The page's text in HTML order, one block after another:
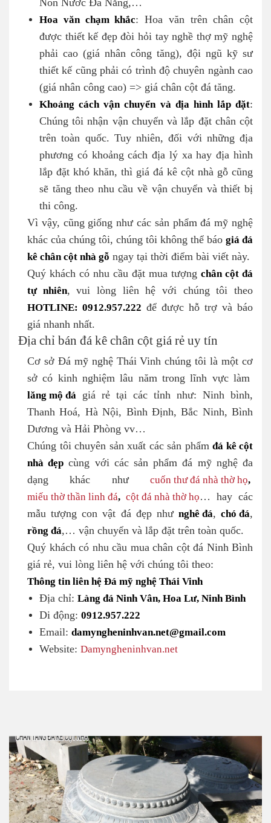
Non Nước Đà Nẵng,…
Hoa văn chạm khắc: Hoa văn trên chân cột
được thiết kế đẹp đòi hỏi tay nghề thợ mỹ nghệ
phải cao (giá nhân công tăng), đội ngũ kỹ sư
thiết kế cũng phải có trình độ chuyên ngành cao
(giá nhân công cao) => giá chân cột đá tăng.
Khoảng cách vận chuyển và địa hình lắp đặt:
Chúng tôi nhận vận chuyển và lắp đặt chân cột
trên toàn quốc. Tuy nhiên, đối với những địa
phương có khoảng cách địa lý xa hay địa hình
lắp đặt khó khăn, thì giá đá kê cột nhà gỗ cũng
sẽ tăng theo nhu cầu về vận chuyển và thiết bị
thi công.
Vì vậy, cũng giống như các sản phẩm đá mỹ nghệ
khác của chúng tôi, chúng tôi không thể báo giá đá
kê chân cột nhà gỗ ngay tại thời điểm bài viết này.
Quý khách có nhu cầu đặt mua tượng chân cột đá
tự nhiên, vui lòng liên hệ với chúng tôi theo
HOTLINE: 0912.957.222 để được hỗ trợ và báo
giá nhanh nhất.
Địa chỉ bán đá kê chân cột giá rẻ uy tín
Cơ sở Đá mỹ nghệ Thái Vinh chúng tôi là một cơ
sở có kinh nghiệm lâu năm trong lĩnh vực làm
lăng mộ đá giá rẻ tại các tỉnh như: Ninh bình,
Thanh Hoá, Hà Nội, Bình Định, Bắc Ninh, Bình
Dương và Hải Phòng vv…
Chúng tôi chuyên sản xuất các sản phẩm đá kê cột
nhà đẹp cùng với các sản phẩm đá mỹ nghệ đa
dạng khác như cuốn thư đá nhà thờ họ,
miếu thờ thần linh đá, cột đá nhà thờ họ… hay các
mẫu tượng con vật đá đẹp như nghê đá, chó đá,
rồng đá,… vận chuyển và lắp đặt trên toàn quốc.
Quý khách có nhu cầu mua chân cột đá Ninh Bình
giá rẻ, vui lòng liên hệ với chúng tôi theo:
Thông tin liên hệ Đá mỹ nghệ Thái Vinh
Địa chỉ: Làng đá Ninh Vân, Hoa Lư, Ninh Bình
Di động: 0912.957.222
Email: damyngheninhvan.net@gmail.com
Website: Damyngheninhvan.net